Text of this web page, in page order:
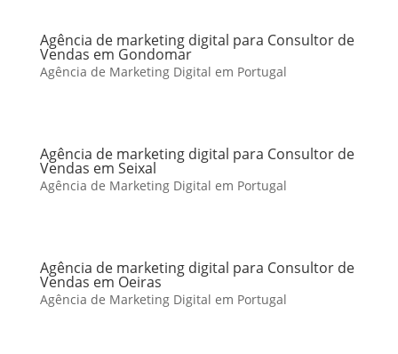
Agência de marketing digital para Consultor de
Vendas em Gondomar
Agência de Marketing Digital em Portugal
Agência de marketing digital para Consultor de
Vendas em Seixal
Agência de Marketing Digital em Portugal
Agência de marketing digital para Consultor de
Vendas em Oeiras
Agência de Marketing Digital em Portugal